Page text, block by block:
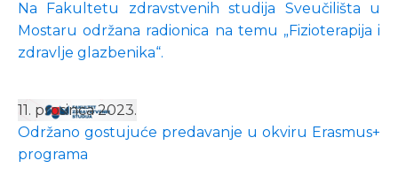
Na Fakultetu zdravstvenih studija Sveučilišta u
Mostaru održana radionica na temu „Fizioterapija i
zdravlje glazbenika“.
11. prosinca 2023.
Održano gostujuće predavanje u okviru Erasmus+
programa